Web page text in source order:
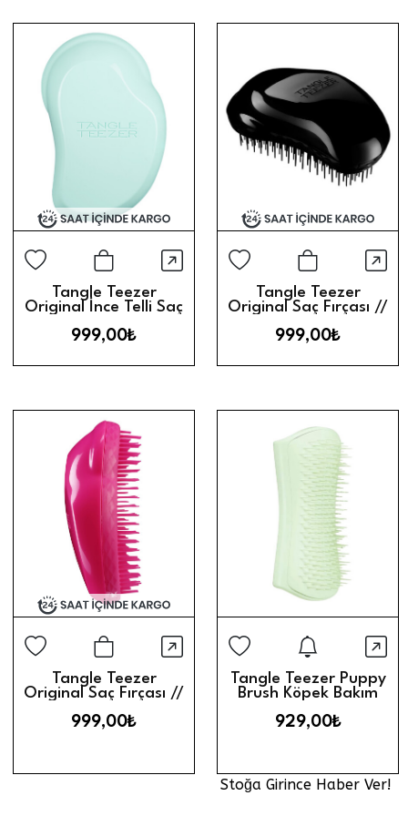
Sepete Ekle
Hızlı Görünüm
Tangle Teezer
Original İnce Telli Saç
999,00₺
Sepete
Tangle Teezer
Original Saç Fırçası //
999,00₺
Sepete Ekle
Hızlı Görünüm
Tangle Teezer
Original Saç Fırçası //
999,00₺
Stoğa
Tangle Teezer Puppy
Brush Köpek Bakım
929,00₺
Stoğa Girince Haber Ver!